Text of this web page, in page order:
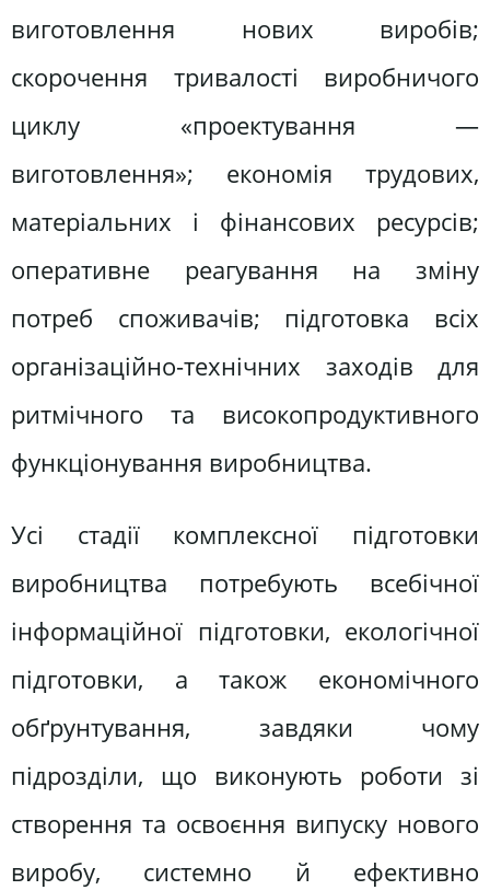
виготовлення нових виробів;
скорочення тривалості виробничого
циклу «проектування —
виготовлення»; економія трудових,
матеріальних і фінансових ресурсів;
оперативне реагування на зміну
потреб споживачів; підготовка всіх
організаційно-технічних заходів для
ритмічного та високопродуктивного
функціонування виробництва.
Усі стадії комплексної підготовки
виробництва потребують всебічної
інформаційної підготовки, екологічної
підготовки, а також економічного
обґрунтування, завдяки чому
підрозділи, що виконують роботи зі
створення та освоєння випуску нового
виробу, системно й ефективно